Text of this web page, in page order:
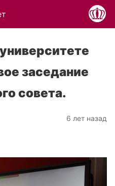
заседание
совета.
6 лет назад